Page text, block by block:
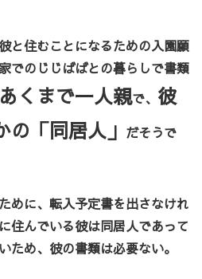
と住むことになるための入園願
でのじじばばとの暮らしで書類
くまで一人親で、 彼
「同居人」 だそうで
めに、転入予定書を出さなけれ
住んでいる彼は同居人であって
ため、彼の書類は必要ない。